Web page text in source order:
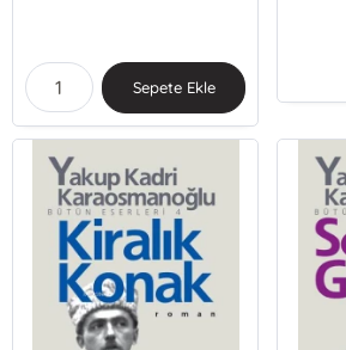
Sepete Ekle